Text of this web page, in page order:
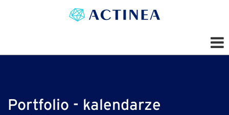
Portfolio - kalendarze